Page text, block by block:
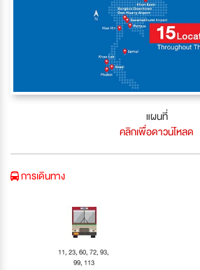
แผนที่
คลิกเพื่อดาวน์โหลด
การเดินทาง
11, 23, 60, 72, 93,
99, 113